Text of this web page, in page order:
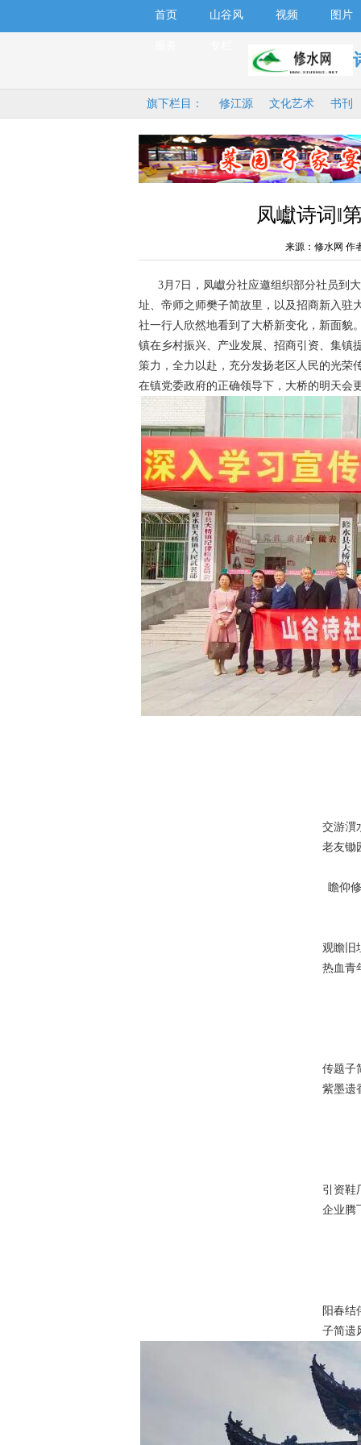
首页 山谷风 视频 图片
旗下栏目： 修江源 文化艺术 书刊
凤巘诗词‖
来源：修水网 作
3月7日，凤巘分社应邀组织部分社员到大
址、帝师之师樊子简故里，以及招商新入驻
社一行人欣然地看到了大桥新变化，新面貌
镇在乡村振兴、产业发展、招商引资、集镇
策力，全力以赴，充分发扬老区人民的光荣
在镇党委政府的正确领导下，大桥的明天会
交游㵋
老友锄
瞻仰
观瞻旧
热血青
传题子
紫墨遗
引资鞋
企业腾
阳春结
子简遗